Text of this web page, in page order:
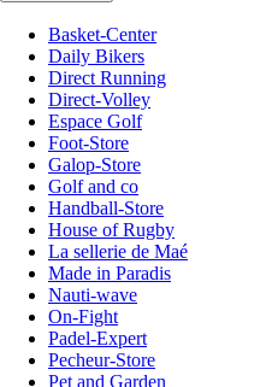
Basket-Center
Daily Bikers
Direct Running
Direct-Volley
Espace Golf
Foot-Store
Galop-Store
Golf and co
Handball-Store
House of Rugby
La sellerie de Maé
Made in Paradis
Nauti-wave
On-Fight
Padel-Expert
Pecheur-Store
Pet and Garden